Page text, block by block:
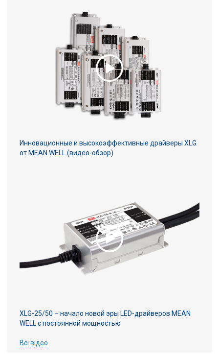
Инновационные и высокоэффективные драйверы XLG
от MEAN WELL (видео-обзор)
XLG-25/50 – начало новой эры LED-драйверов MEAN
WELL с постоянной мощностью
Всі відео